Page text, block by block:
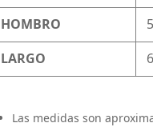
HOMBRO
LARGO
Las medidas son